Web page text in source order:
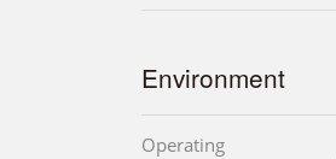
Environment
Operating